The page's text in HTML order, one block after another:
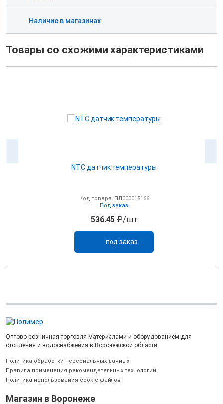
Наличие в магазинах
Товары со схожими характеристиками
NTC датчик температуры
Код товара: ПЛ000015166
Под заказ
536.45₽/шт
под заказ
Оптово-розничная торговля материалами и оборудованием для
отопления и водоснабжения в Воронежской области.
Политика обработки персональных данных
Правила применения рекомендательных технологий
Политика использования cookie-файлов
Магазин в Воронеже